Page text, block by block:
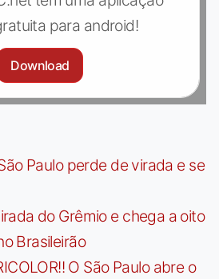
para android!
Download
Paulo perde de virada e se
do Grêmio e chega a oito
Brasileirão
O São Paulo abre o